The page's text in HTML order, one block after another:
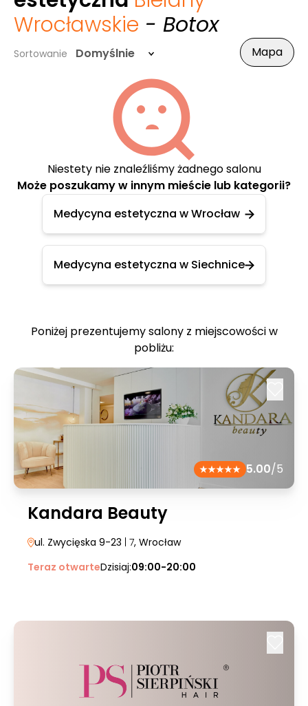
Wrocławskie - Botox
Sortowanie Domyślnie Mapa
Niestety nie znaleźliśmy żadnego salonu
Może poszukamy w innym mieście lub kategorii?
Medycyna estetyczna w Wrocław
Medycyna estetyczna w Siechnice
Poniżej prezentujemy salony z miejscowości w
pobliżu:
5.00/5
Kandara Beauty
ul. Zwycięska 9-23 | 7, Wrocław
Teraz otwarteDzisiaj:09:00-20:00